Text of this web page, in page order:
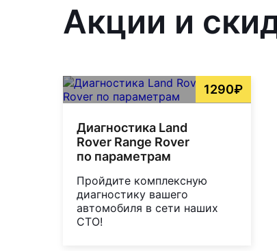
Акции и
1290₽
Диагностика Land
Rover Range Rover
по параметрам
Пройдите комплексную
диагностику вашего
автомобиля в сети наших
СТО!